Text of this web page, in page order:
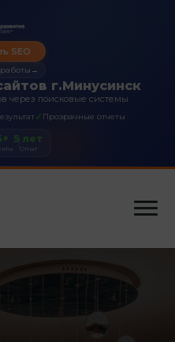
г.Минусинск
через поисковые системы
✓ Прозрачные отчеты
SEO
→
5 лет
Опыт